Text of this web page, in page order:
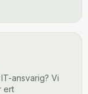
ansvarig? Vi
ert